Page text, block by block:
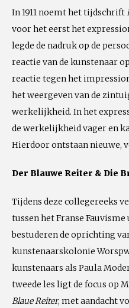
In 1911 noemt het tijdschrift
voor het eerst het
legde de nadruk op de
reactie van de kunstenaar
reactie tegen het
het weergeven van de
werkelijkheid. In het
de werkelijkheid vager en
Hierdoor ontstaan nieuwe,
Der Blauwe Reiter & Die
Tijdens deze collegereeks
tussen het Franse
bestuderen de oprichting
kunstenaarskolonie
kunstenaars als Paula
tweede les ligt de focus op
Blaue Reiter, met aandacht